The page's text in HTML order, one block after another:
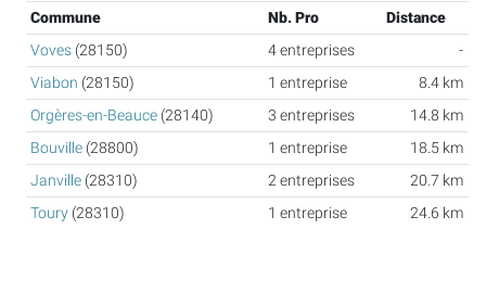
Commune Nb. Pro
Distance
Voves (28150) 4 entreprises
-
Viabon (28150) 1 entreprise
8.4 km
Orgères-en-Beauce (28140) 3 entreprises
14.8 km
Bouville (28800) 1 entreprise
18.5 km
Janville (28310) 2 entreprises
20.7 km
Toury (28310) 1 entreprise 24.6 km